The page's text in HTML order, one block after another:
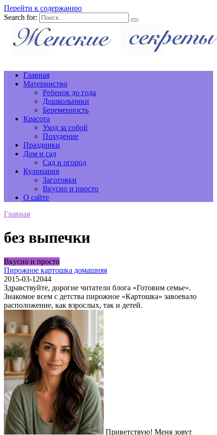
Перейти к содержанию
Search for:
Главная
Материнство
Ребенок до года
Дошкольники
Беременность
Красота
Уход за собой
Похудение
Праздники
Дом и сад
Сад и огород
Кулинария
Заготовки
Вкусно и просто
О сайте
Главная
без выпечки
Вкусно и просто
Пирожное картошка домашняя
2015-03-12044
Здравствуйте, дорогие читатели блога «Готовим семье».
Знакомое всем с детства пирожное «Картошка» завоевало
расположение, как взрослых, так и детей.
Приветствую! Меня зовут